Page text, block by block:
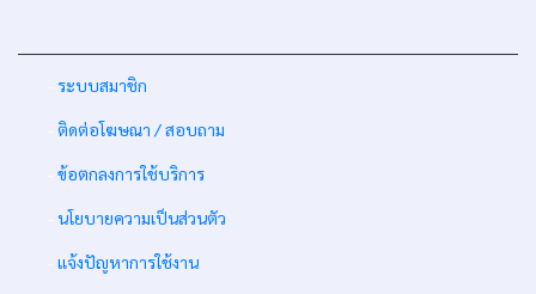
ระบบสมาชิก
ติดต่อโฆษณา / สอบถาม
ข้อตกลงการใช้บริการ
นโยบายความเป็นส่วนตัว
แจ้งปัญหาการใช้งาน